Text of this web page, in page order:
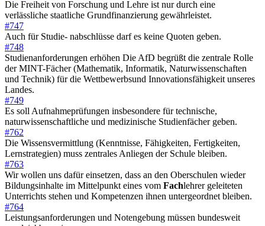
Die Freiheit von Forschung und Lehre ist nur durch eine
verlässliche staatliche Grundfinanzierung gewährleistet.
#747
Auch für Studie- nabschlüsse darf es keine Quoten geben.
#748
Studienanforderungen erhöhen Die AfD begrüßt die zentrale Rolle
der MINT-Fächer (Mathematik, Informatik, Naturwissenschaften
und Technik) für die Wettbewerbsund Innovationsfähigkeit unseres
Landes.
#749
Es soll Aufnahmeprüfungen insbesondere für technische,
naturwissenschaftliche und medizinische Studienfächer geben.
#762
Die Wissensvermittlung (Kenntnisse, Fähigkeiten, Fertigkeiten,
Lernstrategien) muss zentrales Anliegen der Schule bleiben.
#763
Wir wollen uns dafür einsetzen, dass an den Oberschulen wieder
Bildungsinhalte im Mittelpunkt eines vom Fachlehrer geleiteten
Unterrichts stehen und Kompetenzen ihnen untergeordnet bleiben.
#764
Leistungsanforderungen und Notengebung müssen bundesweit